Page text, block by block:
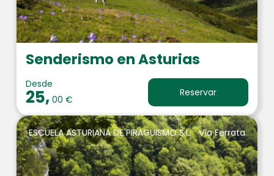
Senderismo en Asturias
Desde
25, 00 €
Reservar
ESCUELA ASTURIANA DE PIRAGUISMO S.L. Vía Ferrata